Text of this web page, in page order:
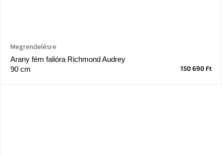
Arany fém falióra Richmond Audrey
90 cm
Megrendelésre
150 690 Ft